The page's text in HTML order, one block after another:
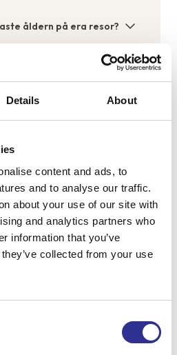
Details About
content and ads, to
and to analyse our traffic.
about your use of our site with
and analytics partners who
information that you’ve
collected from your use
åldern på era resor?
en kompis?
Singelresor?